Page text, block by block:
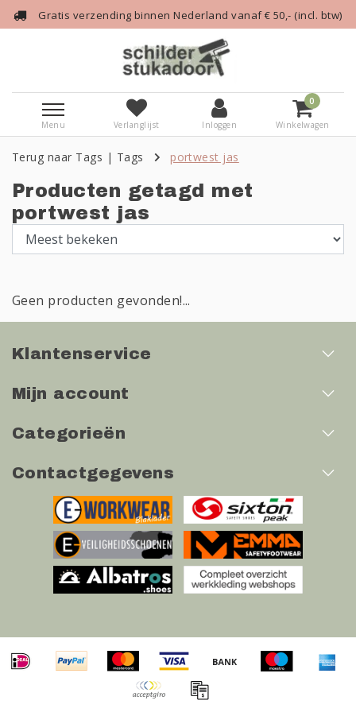
Gratis verzending binnen Nederland vanaf € 50,- (incl. btw)
Menu Verlanglijst Inloggen
0
Winkelwagen
Terug naar Tags | Tags portwest jas
Producten getagd met
portwest jas
Geen producten gevonden!...
Klantenservice
Mijn account
Categorieën
Contactgegevens